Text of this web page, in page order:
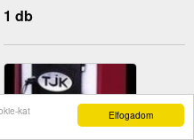
Elfogadom
kat
1 db